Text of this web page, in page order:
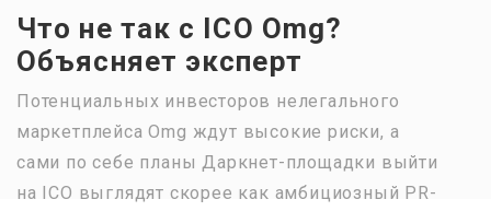
Что не так с ICO Omg?
Объясняет эксперт
Потенциальных инвесторов нелегального
маркетплейса Omg ждут высокие риски, а
сами по себе планы Даркнет-площадки выйти
на ICO выглядят скорее как амбициозный PR-